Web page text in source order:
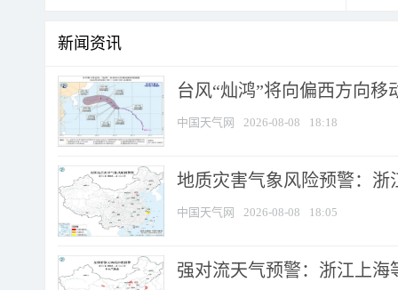
新闻资讯
台风“灿鸿”将向偏西方向移
中国天气网 2026-08-08 18:18
地质灾害气象风险预警：
中国天气网 2026-08-08 18:05
强对流天气预警：浙江上海